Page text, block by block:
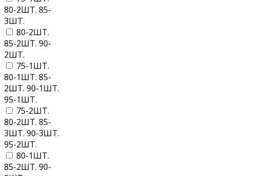
80-2ШТ. 85-
3ШТ.
80-2ШТ.
85-2ШТ. 90-
2ШТ.
75-1ШТ.
80-1ШТ. 85-
2ШТ. 90-1ШТ.
95-1ШТ.
75-2ШТ.
80-2ШТ. 85-
3ШТ. 90-3ШТ.
95-2ШТ.
80-1ШТ.
85-2ШТ. 90-